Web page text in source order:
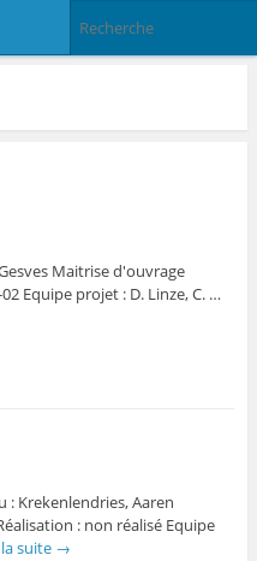
Maitrise d'ouvrage
Equipe projet : D. Linze, C. …
: Krekenlendries, Aaren
: non réalisé Equipe
suite →